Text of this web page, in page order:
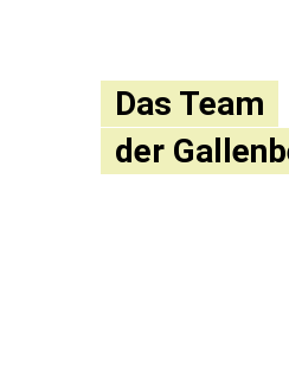
Das Team
der